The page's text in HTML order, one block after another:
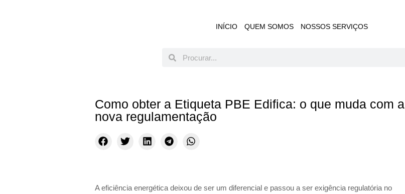
INÍCIO QUEM SOMOS NOSSOS SERVIÇOS
Como obter a Etiqueta PBE Edifica: o que muda com a
nova regulamentação
A eficiência energética deixou de ser um diferencial e passou a ser exigência regulatória no